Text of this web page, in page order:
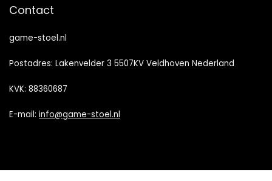
Contact
game-stoel.nl
Postadres: Lakenvelder 3 5507KV Veldhoven Nederland
KVK: 88360687
E-mail: info@game-stoel.nl